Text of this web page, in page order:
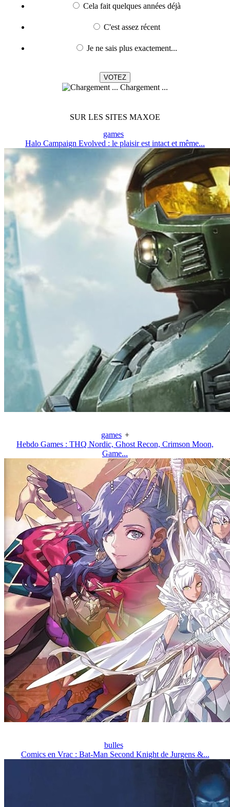
Cela fait quelques années déjà
C'est assez récent
Je ne sais plus exactement...
Chargement ...
SUR LES SITES MAXOE
games
Halo Campaign Evolved : le plaisir est intact et même...
games +
Hebdo Games : THQ Nordic, Ghost Recon, Crimson Moon,
Game...
bulles
Comics en Vrac : Bat-Man Second Knight de Jurgens &...